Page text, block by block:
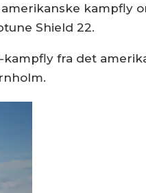
kampfly
Shield 22.
fra det